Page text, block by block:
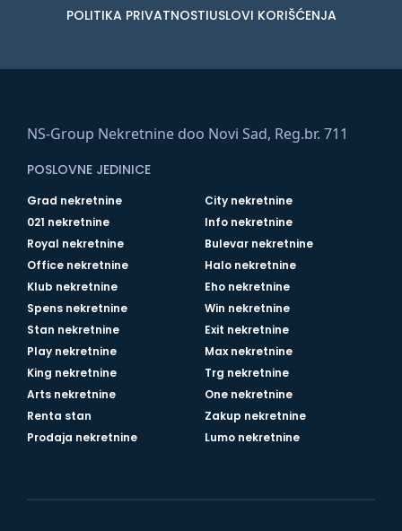
POLITIKA PRIVATNOSTIUSLOVI KORIŠĆENJA
NS-Group Nekretnine doo Novi Sad, Reg.br. 711
POSLOVNE JEDINICE
Grad nekretnine
City nekretnine
021 nekretnine
Info nekretnine
Royal nekretnine
Bulevar nekretnine
Office nekretnine
Halo nekretnine
Klub nekretnine
Eho nekretnine
Spens nekretnine
Win nekretnine
Stan nekretnine
Exit nekretnine
Play nekretnine
Max nekretnine
King nekretnine
Trg nekretnine
Arts nekretnine
One nekretnine
Renta stan
Zakup nekretnine
Prodaja nekretnine
Lumo nekretnine